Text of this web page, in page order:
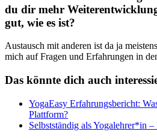
du dir mehr
gut, wie es ist?
Austausch mit anderen ist da ja
mich auf Fragen und Erfahrungen in
Das könnte dich auch
YogaEasy Erfahrungsbericht:
Plattform?
Selbstständig als Yogalehrer*in –